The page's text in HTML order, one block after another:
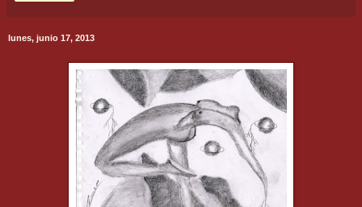
lunes, junio 17, 2013